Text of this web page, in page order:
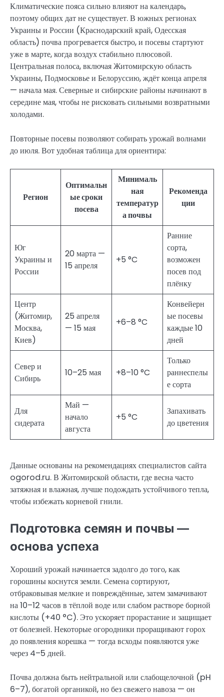
Климатические пояса сильно влияют на календарь,
поэтому общих дат не существует. В южных регионах
Украины и России (Краснодарский край, Одесская
область) почва прогревается быстро, и посевы стартуют
уже в марте, когда воздух стабильно плюсовой.
Центральная полоса, включая Житомирскую область
Украины, Подмосковье и Белоруссию, ждёт конца апреля
— начала мая. Северные и сибирские районы начинают в
середине мая, чтобы не рисковать сильными возвратными
холодами.
Повторные посевы позволяют собирать урожай волнами
до июля. Вот удобная таблица для ориентира:
Регион
Оптимальн
ые сроки
посева
Минималь
ная
температур
а почвы
Рекоменда
ции
Юг
Украины и
России
20 марта —
15 апреля
+5 °C
Ранние
сорта,
возможен
посев под
плёнку
Центр
(Житомир,
Москва,
Киев)
25 апреля
— 15 мая
+6–8 °C
Конвейерн
ые посевы
каждые 10
дней
Север и
Сибирь
10–25 мая +8–10 °C
Только
раннеспелы
е сорта
Для
сидерата
Май —
начало
августа
+5 °C
Запахивать
до цветения
Данные основаны на рекомендациях специалистов сайта
ogorod.ru. В Житомирской области, где весна часто
затяжная и влажная, лучше подождать устойчивого тепла,
чтобы избежать корневой гнили.
Подготовка семян и почвы —
основа успеха
Хороший урожай начинается задолго до того, как
горошины коснутся земли. Семена сортируют,
отбраковывая мелкие и повреждённые, затем замачивают
на 10–12 часов в тёплой воде или слабом растворе борной
кислоты (+40 °C). Это ускоряет прорастание и защищает
от болезней. Некоторые огородники проращивают горох
до появления корешка — тогда всходы появляются уже
через 4–5 дней.
Почва должна быть нейтральной или слабощелочной (pH
6–7), богатой органикой, но без свежего навоза — он